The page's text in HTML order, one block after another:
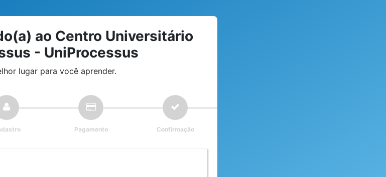
ao Centro Universitário
- UniProcessus
lugar para você aprender.
Pagamento Confirmação